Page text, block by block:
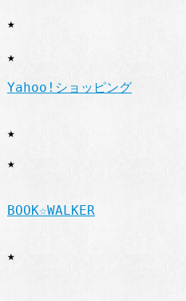
★
★
Yahoo!ショッピング
★
★
BOOK☆WALKER
★